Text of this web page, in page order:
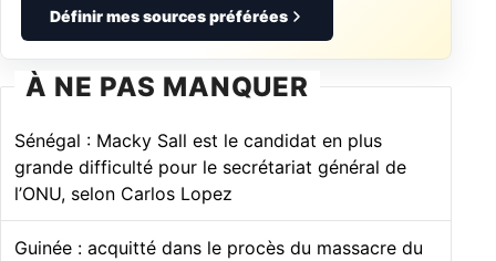
Définir mes sources préférées
À NE PAS MANQUER
Sénégal : Macky Sall est le candidat en plus
grande difficulté pour le secrétariat général de
l’ONU, selon Carlos Lopez
Guinée : acquitté dans le procès du massacre du